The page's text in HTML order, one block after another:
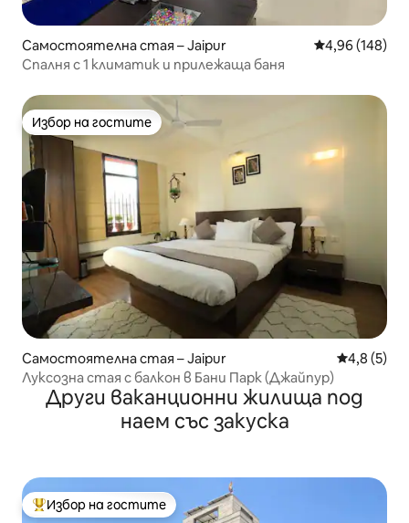
Самостоятелна стая – Jaipur Средна
4,96 (148)
Спалня с 1 климатик и прилежаща баня
Избор на гостите
Избор на гостите
Самостоятелна стая – Jaipur Средна
4,8 (5)
Луксозна стая с балкон в Бани Парк (Джайпур)
Други ваканционни жилища под
наем със закуска
Най-популярен избор на гостите
Избор на гостите